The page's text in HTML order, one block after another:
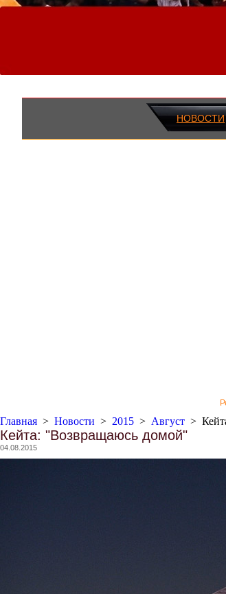
НОВОСТИ
Главная > Новости > 2015 > Август >
Кейта: "Возвращаюсь домой"
04.08.2015